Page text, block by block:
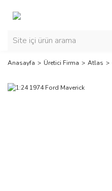
Anasayfa Üretici Firma Atlas